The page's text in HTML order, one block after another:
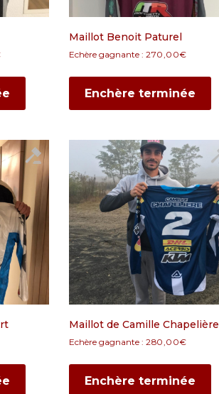
Maillot Benoit Paturel
Echère gagnante : 270,00€
Enchère terminée
Maillot de Camille Chapelière
Echère gagnante : 280,00€
Enchère terminée